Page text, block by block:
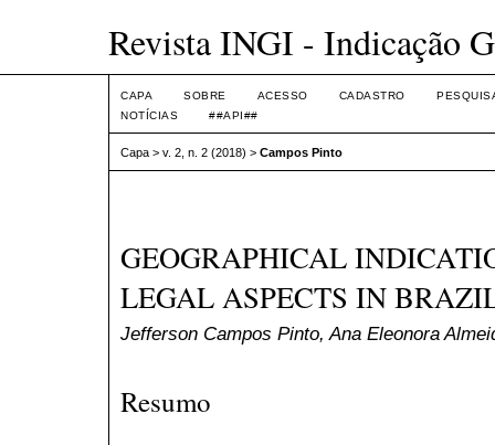
Revista INGI - Indicação
CAPA SOBRE ACESSO CADASTRO
NOTÍCIAS
##API##
Capa > v. 2, n. 2 (2018) > Campos Pinto
GEOGRAPHICAL
LEGAL ASPECTS IN
Jefferson Campos Pinto, Ana Eleonora
Resumo